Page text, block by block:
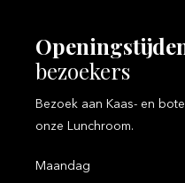
bezoekers
Bezoek aan Kaas- en
onze Lunchroom.
Maandag